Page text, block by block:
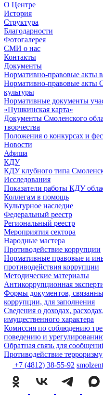
О Центре
История
Структура
Благодарности
Фотогалерея
СМИ о нас
Контакты
Документы
Нормативно-правовые акты
Нормативно-правовые акты
культуры
Нормативные документы
«Пушкинская карта»
Документы Смоленского
творчества
Положения о конкурсах и
Новости
Афиша
КДУ
КДУ клубного типа
Исследования
Показатели работы КДУ
Коллегам в помощь
Культурное наследие
Федеральный реестр
Региональный реестр
Мероприятия сектора
Народные мастера
Противодействие коррупции
Нормативные правовые и
противодействия коррупции
Методические материалы
Антикоррупционная
Формы документов,
коррупции, для заполнения
Сведения о доходах,
имущественного характера
Комиссия по соблюдению
поведению и
Обратная связь для
Противодействие терроризму
+7 (4812) 38-55-92